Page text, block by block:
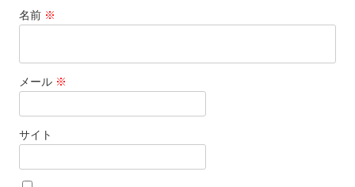
名前 ※
メール ※
サイト